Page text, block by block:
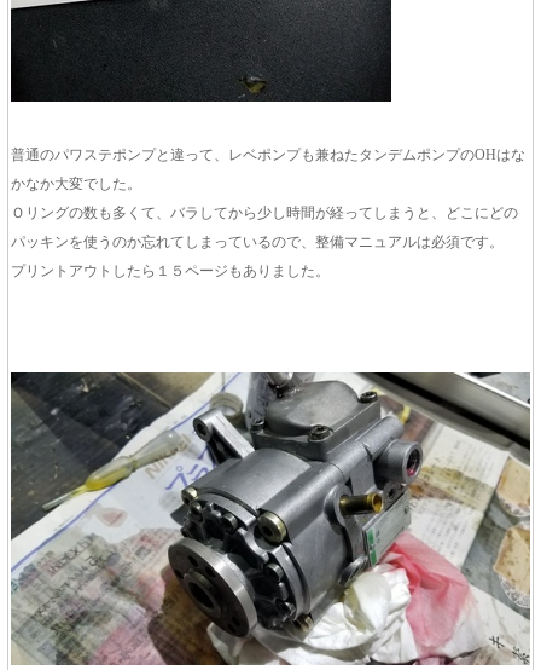
普通のパワステポンプと違って、レベポンプも兼ねたタンデムポンプのOHはな
かなか大変でした。
Ｏリングの数も多くて、バラしてから少し時間が経ってしまうと、どこにどの
パッキンを使うのか忘れてしまっているので、整備マニュアルは必須です。
プリントアウトしたら１５ページもありました。